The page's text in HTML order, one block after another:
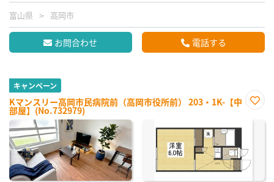
富山県 高岡市
お問合わせ 電話する
キャンペーン
Kマンスリー高岡市民病院前（高岡市役所前） 203・1K-【中
部屋】(No.732979)
に入